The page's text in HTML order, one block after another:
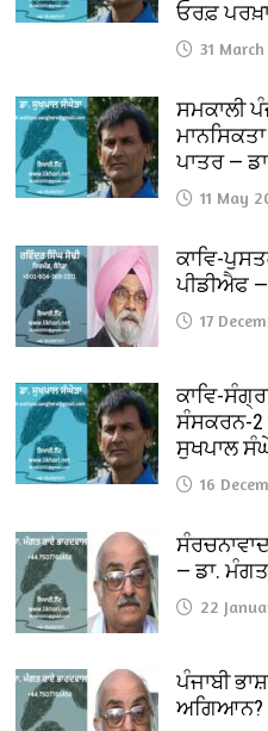
ਓਰਫ਼
31
ਸਮਕਾਲੀ
ਪਾਤਰ —
11 May
ਕਾਵਿ-
ਪੀਡੀਐਫ
17
ਕਾਵਿ-
ਸੰਸਕਰਨ-2
ਸੁਖਪਾਲ
16
— ਡਾ.
22
ਪੰਜਾਬੀ
ਅਗਿਆਨ?